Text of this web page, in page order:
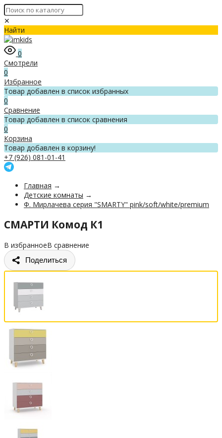
✕
Найти
0
Смотрели
0
Избранное
Товар добавлен в список избранных
0
Сравнение
Товар добавлен в список сравнения
0
Корзина
Товар добавлен в корзину!
+7 (926) 081-01-41
Главная →
Детские комнаты →
Ф. Мирлачева серия "SMARTY" pink/soft/white/premium
СМАРТИ Комод К1
В избранноеВ сравнение
Поделиться